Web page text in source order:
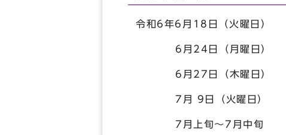
令和6年6月18日（火曜日
6月24日（月曜日） 提案
6月27日（木曜日） 質
7月 9日（火曜日） 応募
7月上旬～7月中旬 ヒア